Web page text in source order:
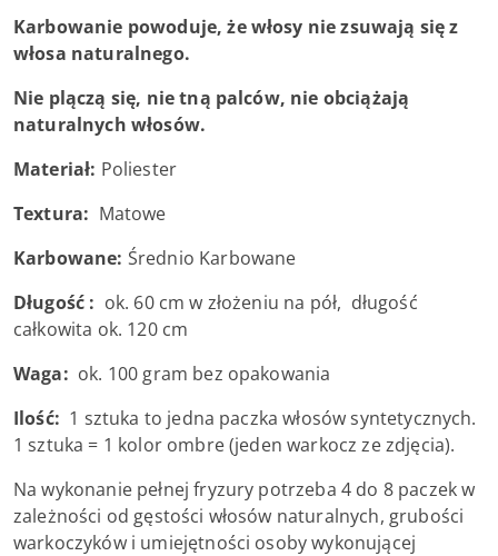
Karbowanie powoduje, że włosy nie zsuwają się z
włosa naturalnego.
Nie plączą się, nie tną palców, nie obciążają
naturalnych włosów.
Materiał: Poliester
Textura: Matowe
Karbowane: Średnio Karbowane
Długość : ok. 60 cm w złożeniu na pół, długość
całkowita ok. 120 cm
Waga: ok. 100 gram bez opakowania
Ilość: 1 sztuka to jedna paczka włosów syntetycznych.
1 sztuka = 1 kolor ombre (jeden warkocz ze zdjęcia).
Na wykonanie pełnej fryzury potrzeba 4 do 8 paczek w
zależności od gęstości włosów naturalnych, grubości
warkoczyków i umiejętności osoby wykonującej